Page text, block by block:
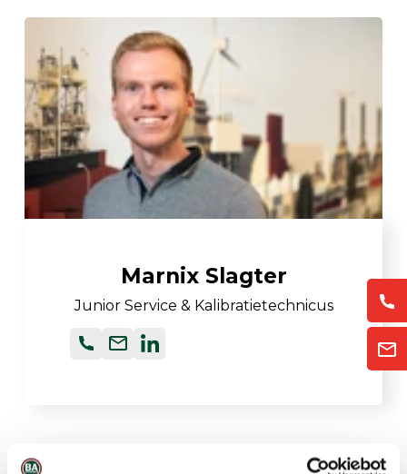
Marnix Slagter
Junior Service & Kalibratietechnicus